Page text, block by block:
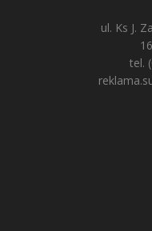
ul. Ks J.
tel.